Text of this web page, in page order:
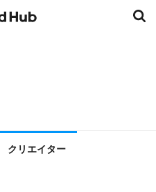
クリエイター